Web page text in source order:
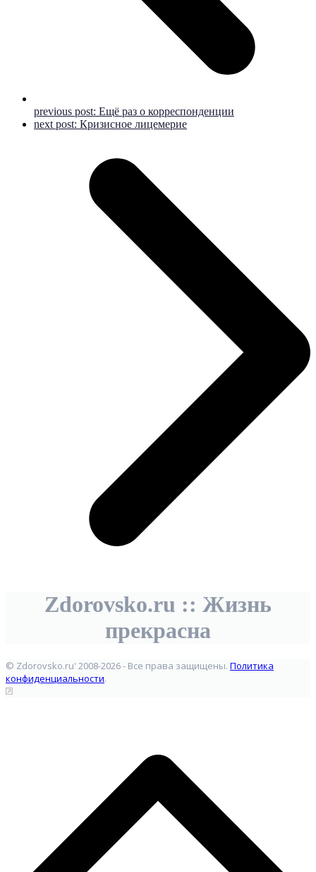
previous post: Ещё раз о корреспонденции
next post: Кризисное лицемерие
Zdorovsko.ru :: Жизнь
прекрасна
© Zdorovsko.ru' 2008-2026 - Все права защищены. Политика
конфиденциальности.